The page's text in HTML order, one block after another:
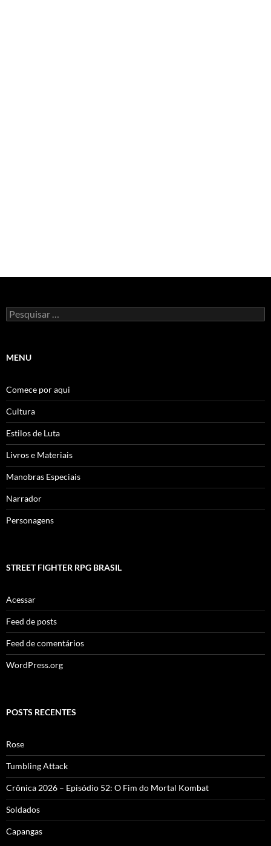
Pesquisar
por:
MENU
Comece por aqui
Cultura
Estilos de Luta
Livros e Materiais
Manobras Especiais
Narrador
Personagens
STREET FIGHTER RPG BRASIL
Acessar
Feed de posts
Feed de comentários
WordPress.org
POSTS RECENTES
Rose
Tumbling Attack
Crônica 2026 – Episódio 52: O Fim do Mortal Kombat
Soldados
Capangas